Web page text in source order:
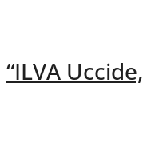
“ILVA